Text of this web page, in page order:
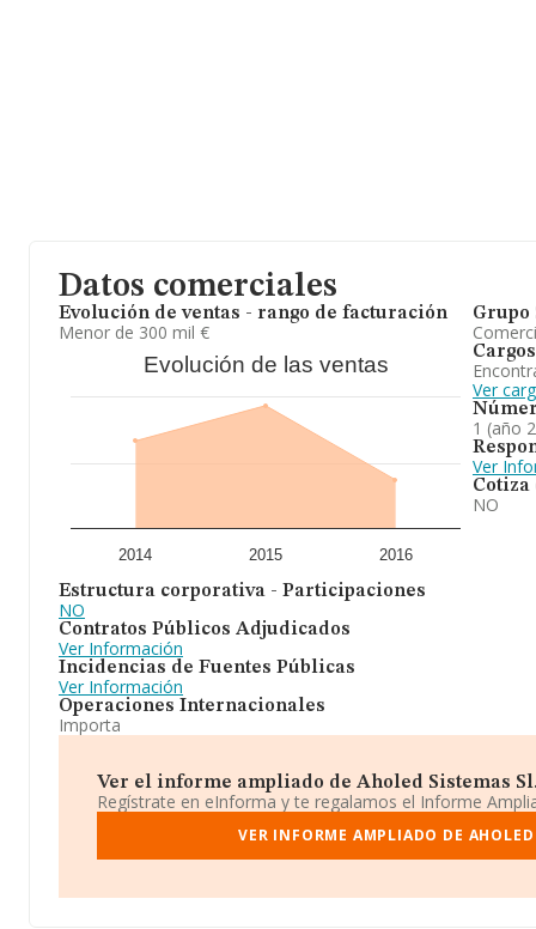
Datos comerciales
Evolución de ventas - rango de facturación
Menor de 300 mil €
Evolución de las ventas
2014 2015 2016
Estructura corporativa - Participaciones
NO
Contratos Públicos Adjudicados
Ver Información
Incidencias de Fuentes Públicas
Ver Información
Operaciones Internacionales
Importa
Grupo
Cargos
Ver
1 (año
Ver
Cotiza
NO
Ver el informe ampliado de Aholed Sistemas Sl.
Regístrate en eInforma y te regalamos el Informe
VER INFORME AMPLIADO DE